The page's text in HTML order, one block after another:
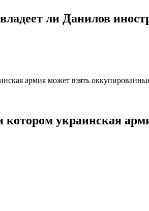
ли Данилов
украинская